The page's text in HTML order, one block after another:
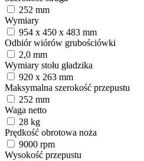
252 mm
Wymiary
954 x 450 x 483 mm
Odbiór wiórów grubościówki
2,0 mm
Wymiary stołu gładzika
920 x 263 mm
Maksymalna szerokość przepustu
252 mm
Waga netto
28 kg
Prędkość obrotowa noża
9000 rpm
Wysokość przepustu